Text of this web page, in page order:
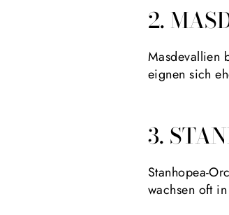
2.
Masdevallien
eignen sich
3.
Stanhopea-
wachsen oft